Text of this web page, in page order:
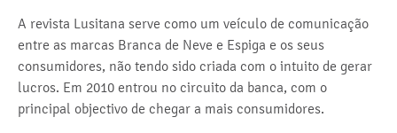
A revista Lusitana serve como um veículo de comunicação
entre as marcas Branca de Neve e Espiga e os seus
consumidores, não tendo sido criada com o intuito de gerar
lucros. Em 2010 entrou no circuito da banca, com o
principal objectivo de chegar a mais consumidores.